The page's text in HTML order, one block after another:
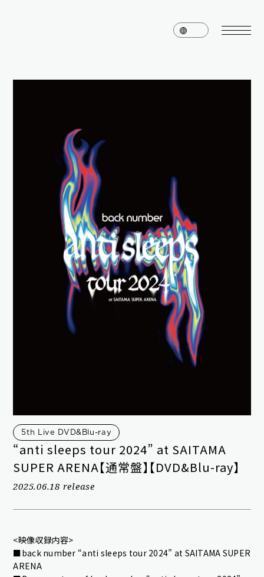
schedule
archives
fc news
blog
movie&radio
lyrics search
special
play room
fanstream
5th Live DVD&Blu-ray
“anti sleeps tour 2024” at SAITAMA
SUPER ARENA【通常盤】【DVD&Blu-ray】
2025.06.18 release
<映像収録内容>
■back number “anti sleeps tour 2024” at SAITAMA SUPER
ARENA